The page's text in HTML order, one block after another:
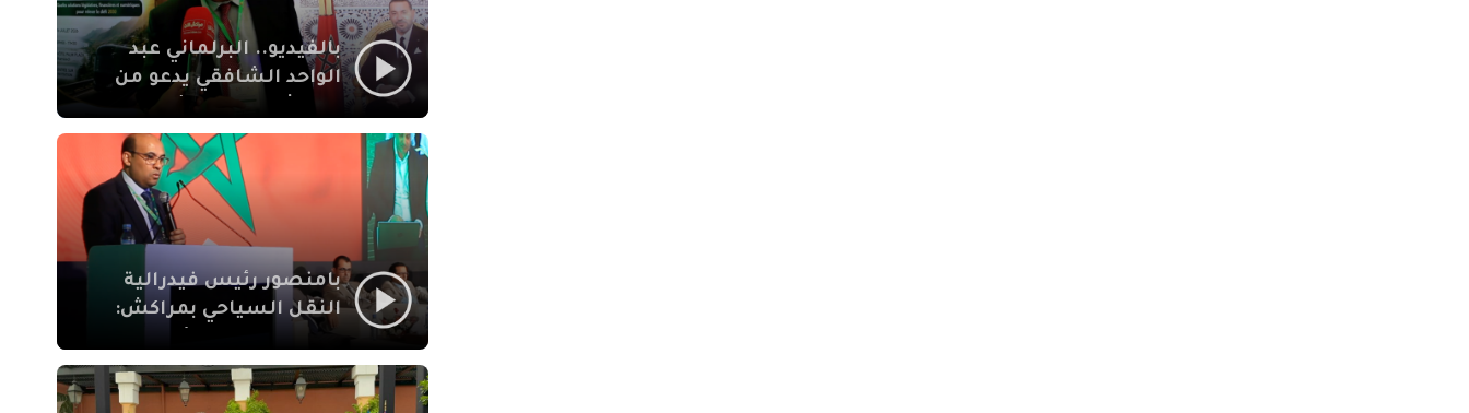
بالفيديو.. البرلماني عبد
الواحد الشافقي يدعو من
النقل السياحي لمواكبة
بامنصور رئيس فيدرالية
النقل السياحي بمراكش:
والاصلاح التشريعي
ركيزتان أساسيتان لكسب